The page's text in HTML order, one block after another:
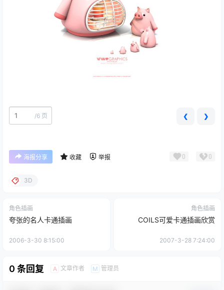
/6 页 ❮ ❯
海报分享 收藏 举报 0 0
3D
角色插画
夸张的名人卡通插画
2006-3-30 8:15:00
角色插画
COILS可爱卡通插画欣赏
2007-3-28 7:24:00
0 条回复 A 文章作者 M 管理员